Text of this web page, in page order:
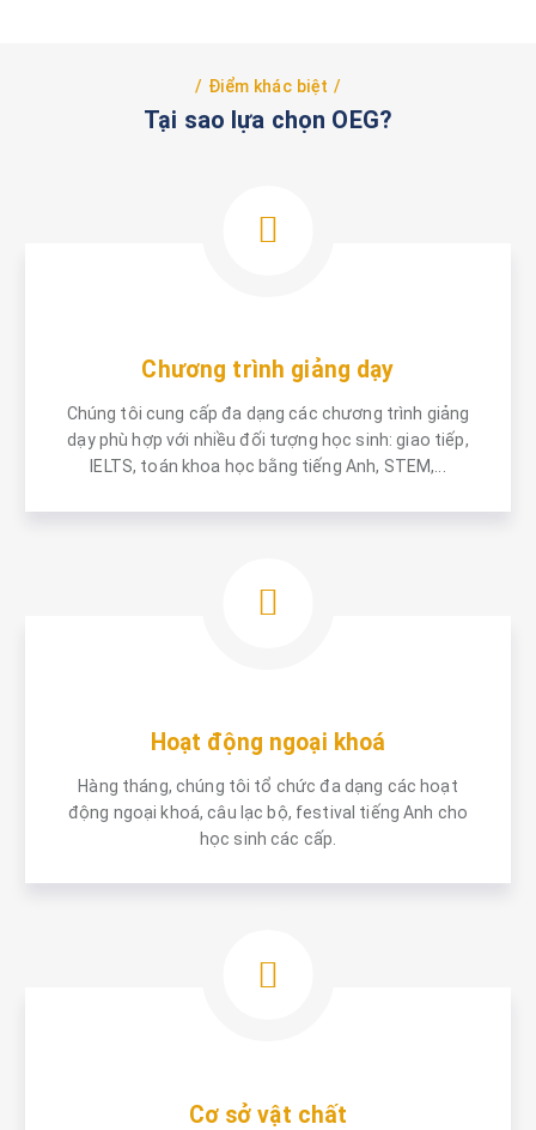
Điểm khác biệt
Tại sao lựa chọn OEG?
Chương trình giảng dạy
Chúng tôi cung cấp đa dạng các chương trình giảng
dạy phù hợp với nhiều đối tượng học sinh: giao tiếp,
IELTS, toán khoa học bằng tiếng Anh, STEM,...
Hoạt động ngoại khoá
Hàng tháng, chúng tôi tổ chức đa dạng các hoạt
động ngoại khoá, câu lạc bộ, festival tiếng Anh cho
học sinh các cấp.
Cơ sở vật chất